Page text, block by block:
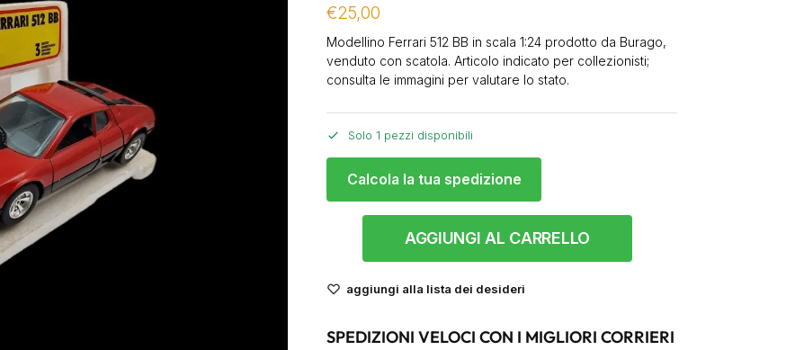
€25,00
Modellino Ferrari 512 BB in scala 1:24 prodotto da Burago,
venduto con scatola. Articolo indicato per collezionisti;
consulta le immagini per valutare lo stato.
Solo 1 pezzi disponibili
Calcola la tua spedizione
AGGIUNGI AL CARRELLO
aggiungi alla lista dei desideri
SPEDIZIONI VELOCI CON I MIGLIORI CORRIERI